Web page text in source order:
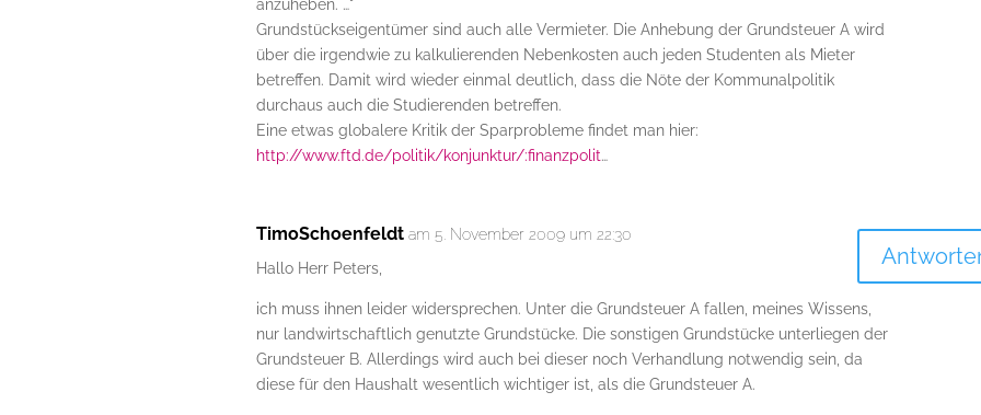
anzuheben. …"
Grundstückseigentümer sind auch alle Vermieter. Die Anhebung der Grundsteuer A wird
über die irgendwie zu kalkulierenden Nebenkosten auch jeden Studenten als Mieter
betreffen. Damit wird wieder einmal deutlich, dass die Nöte der Kommunalpolitik
durchaus auch die Studierenden betreffen.
Eine etwas globalere Kritik der Sparprobleme findet man hier:
http://www.ftd.de/politik/konjunktur/:finanzpolit…
TimoSchoenfeldt am 5. November 2009 um 22:30
Hallo Herr Peters,
ich muss ihnen leider widersprechen. Unter die Grundsteuer A fallen, meines Wissens,
nur landwirtschaftlich genutzte Grundstücke. Die sonstigen Grundstücke unterliegen der
Grundsteuer B. Allerdings wird auch bei dieser noch Verhandlung notwendig sein, da
diese für den Haushalt wesentlich wichtiger ist, als die Grundsteuer A.